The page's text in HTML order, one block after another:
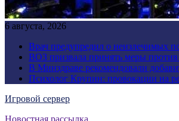
6 августа, 2026
Врач предупредил о неизлечимых
ВОЗ призвала принять меры
В Минздраве рекомендовали
Психолог Крупин: провокации на
Игровой сервер
Новостная рассылка